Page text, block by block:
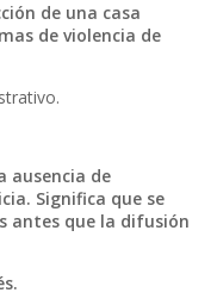
de una casa
de violencia de
ausencia de
Significa que se
antes que la difusión